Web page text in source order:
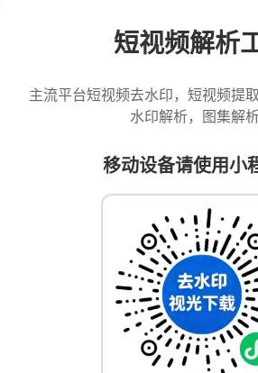
短视频解析
主流平台短视频去水印，短视频提
水印解析，图集解析
移动设备请使用小